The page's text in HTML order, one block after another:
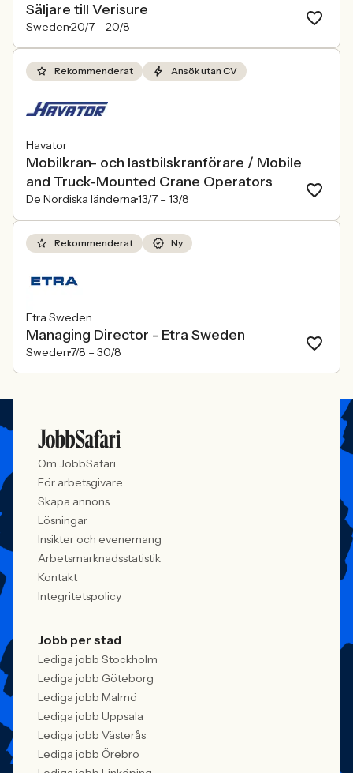
Säljare till Verisure
Sweden20/7 – 20/8
Rekommenderat Ansök utan CV
Havator
Mobilkran- och lastbilskranförare / Mobile
and Truck-Mounted Crane Operators
De Nordiska länderna13/7 – 13/8
Rekommenderat Ny
Etra Sweden
Managing Director - Etra Sweden
Sweden7/8 – 30/8
Om JobbSafari
För arbetsgivare
Skapa annons
Lösningar
Insikter och evenemang
Arbetsmarknadsstatistik
Kontakt
Integritetspolicy
Jobb per stad
Lediga jobb Stockholm
Lediga jobb Göteborg
Lediga jobb Malmö
Lediga jobb Uppsala
Lediga jobb Västerås
Lediga jobb Örebro